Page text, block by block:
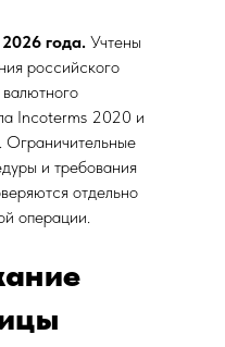
года. Учтены
российского
Incoterms 2020 и
и требования
отдельно
операции.